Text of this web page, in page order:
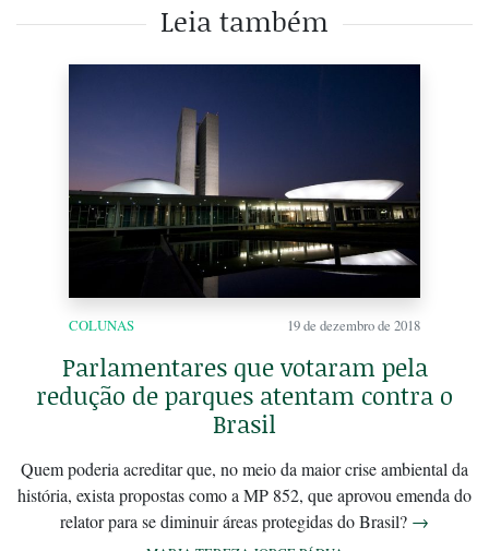
Leia também
COLUNAS 19 de dezembro de 2018
Parlamentares que votaram pela
redução de parques atentam contra o
Brasil
Quem poderia acreditar que, no meio da maior crise ambiental da
história, exista propostas como a MP 852, que aprovou emenda do
relator para se diminuir áreas protegidas do Brasil? →